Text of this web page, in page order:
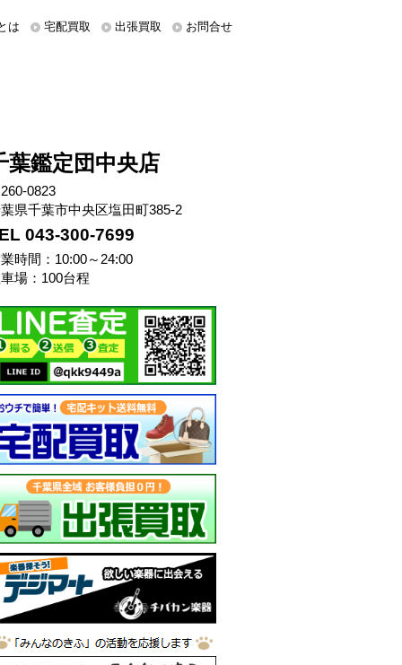
は 宅配買取 出張買取 お問合せ
葉鑑定団中央店
0823
県千葉市中央区塩田町385-2
043-300-7699
時間：10:00～24:00
場：100台程